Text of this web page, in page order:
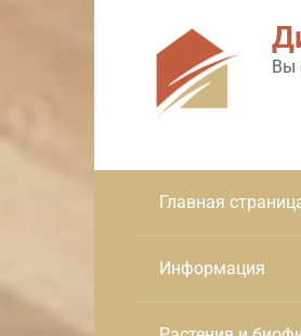
Вы
Главная
Информация